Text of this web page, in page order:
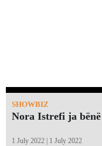
SHOWBIZ
Nora Istrefi ja bënë
1 July 2022 | 1 July 2022